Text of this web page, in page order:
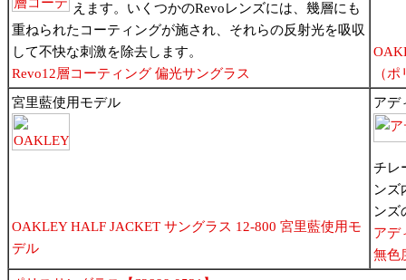
えます。いくつかのRevoレンズには、幾層にも
重ねられたコーティングが施され、それらの反射光を吸収
して不快な刺激を除去します。
Revo12層コーティング 偏光サングラス
（
宮里藍使用モデル
OAKLEY HALF JACKET サングラス 12-800 宮里藍使用モ
デル
アデ
チレ
ンズ
ンズ
アデ
無色